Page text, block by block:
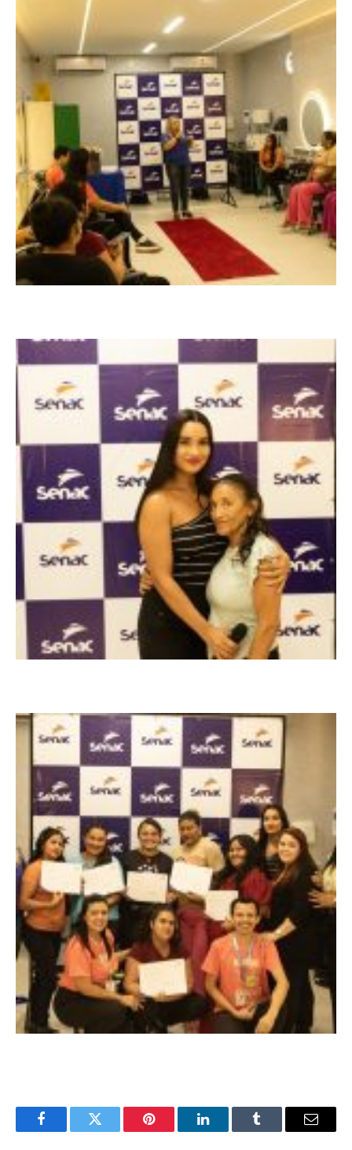
FacebookTwitter Pinterest LinkedInTumblr
E-